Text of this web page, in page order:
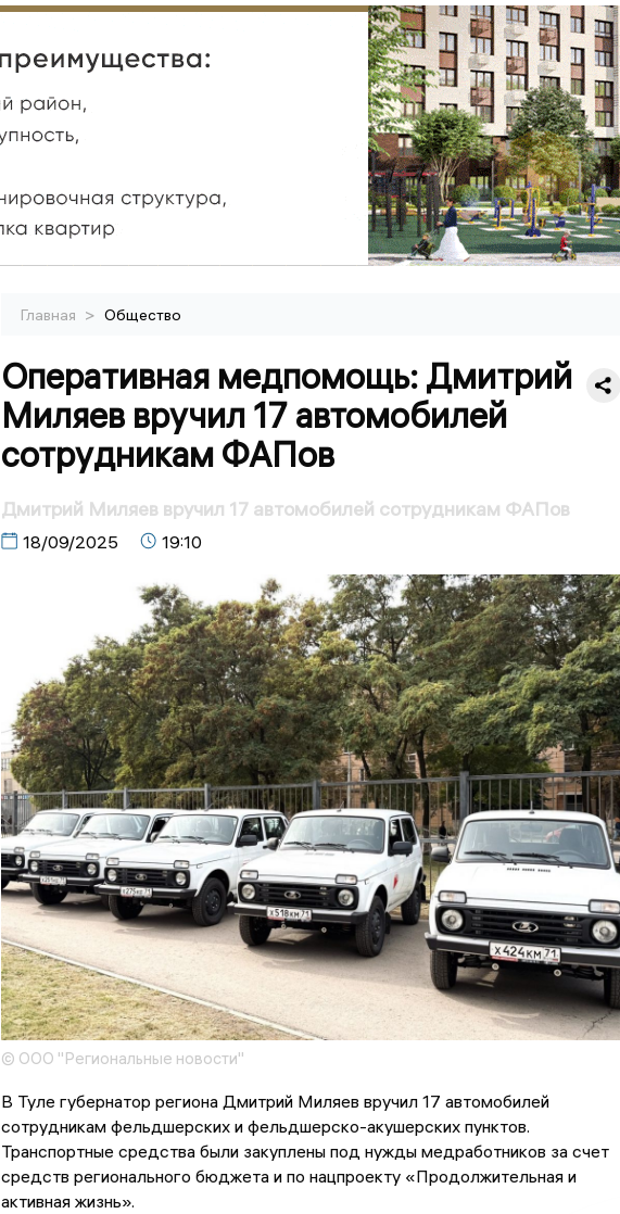
Главная > Общество
Оперативная медпомощь: Дмитрий
Миляев вручил 17 автомобилей
сотрудникам ФАПов
Дмитрий Миляев вручил 17 автомобилей сотрудникам ФАПов
18/09/2025 19:10
© ООО "Региональные новости"
В Туле губернатор региона Дмитрий Миляев вручил 17 автомобилей
сотрудникам фельдшерских и фельдшерско-акушерских пунктов.
Транспортные средства были закуплены под нужды медработников за счет
средств регионального бюджета и по нацпроекту «Продолжительная и
активная жизнь».